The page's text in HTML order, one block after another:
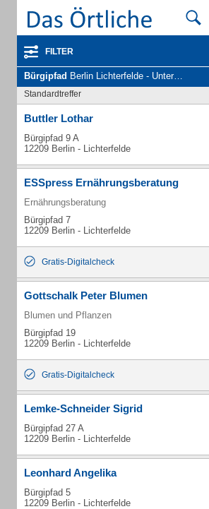
FILTER
Bürgipfad Berlin Lichterfelde - Unternehmen und Personen
Standardtreffer
Buttler Lothar
Bürgipfad 9 A
12209 Berlin - Lichterfelde
ESSpress Ernährungsberatung
Ernährungsberatung
Bürgipfad 7
12209 Berlin - Lichterfelde
Gratis-Digitalcheck
Gottschalk Peter Blumen
Blumen und Pflanzen
Bürgipfad 19
12209 Berlin - Lichterfelde
Gratis-Digitalcheck
Lemke-Schneider Sigrid
Bürgipfad 27 A
12209 Berlin - Lichterfelde
Leonhard Angelika
Bürgipfad 5
12209 Berlin - Lichterfelde